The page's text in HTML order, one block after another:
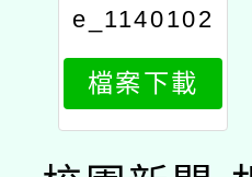
e_1140102
728_attach
1
檔案下載